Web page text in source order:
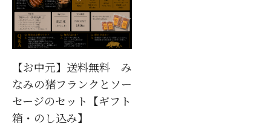
【お中元】送料無料 み
なみの猪フランクとソー
セージのセット【ギフト
箱・のし込み】